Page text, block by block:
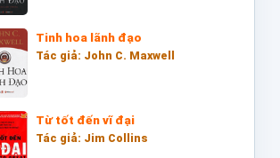
Tinh hoa lãnh đạo
Tác giả: John C. Maxwell
Từ tốt đến vĩ đại
Tác giả: Jim Collins